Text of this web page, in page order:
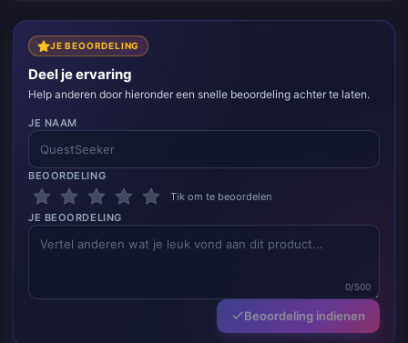
maakte, maar uiteindelijk is de opwaardering gelukt.
Het zou veel beter zijn als de support sneller zou
reageren.
JE BEOORDELING
Deel je ervaring
Help anderen door hieronder een snelle beoordeling achter te laten.
JE NAAM
BEOORDELING
Tik om te beoordelen
JE BEOORDELING
0/500
Beoordeling indienen